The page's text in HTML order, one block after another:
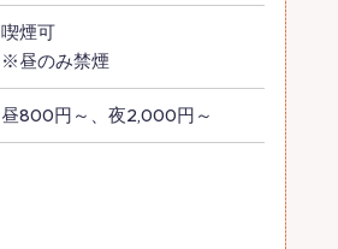
喫煙可
※昼のみ禁煙
昼800円～、夜2,000円～